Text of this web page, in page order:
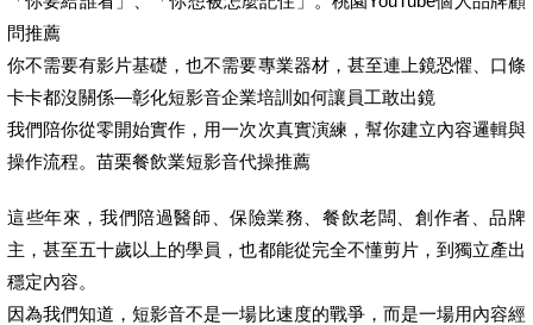
問推薦
你不需要有影片基礎，也不需要專業器材，甚至連上鏡恐懼、口條
卡卡都沒關係—彰化短影音企業培訓如何讓員工敢出鏡
我們陪你從零開始實作，用一次次真實演練，幫你建立內容邏輯與
操作流程。苗栗餐飲業短影音代操推薦
這些年來，我們陪過醫師、保險業務、餐飲老闆、創作者、品牌
主，甚至五十歲以上的學員，也都能從完全不懂剪片，到獨立產出
穩定內容。
因為我們知道，短影音不是一場比速度的戰爭，而是一場用內容經